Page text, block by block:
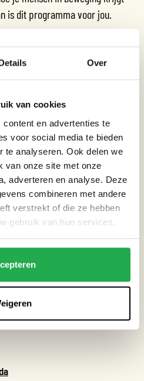
Over
van cookies
en advertenties te
voor social media te bieden
te analyseren. Ook delen we
van onze site met onze
adverteren en analyse. Deze
combineren met andere
verstrekt of die ze hebben
gebruik van hun services.
is dit programma voor jou.
24-09-2025
10:00 - 11:30
Online